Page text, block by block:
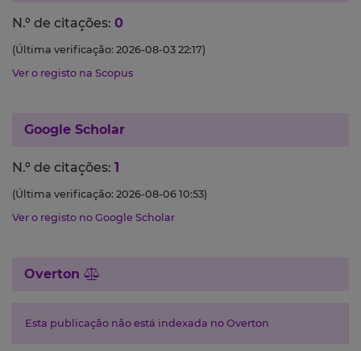
N.º de citações: 0
(Última verificação: 2026-08-03 22:17)
Ver o registo na Scopus
Google Scholar
N.º de citações: 1
(Última verificação: 2026-08-06 10:53)
Ver o registo no Google Scholar
Overton
Esta publicação não está indexada no Overton